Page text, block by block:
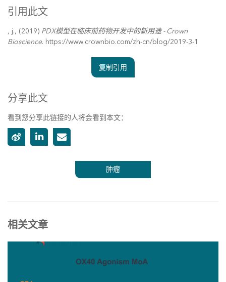
引用此文
, j., (2019) PDX模型在临床前药物开发中的新用途 - Crown
Bioscience. https://www.crownbio.com/zh-cn/blog/2019-3-1
复制引用
分享此文
看到您分享此链接的人将会看到本文：
肿瘤
相关文章